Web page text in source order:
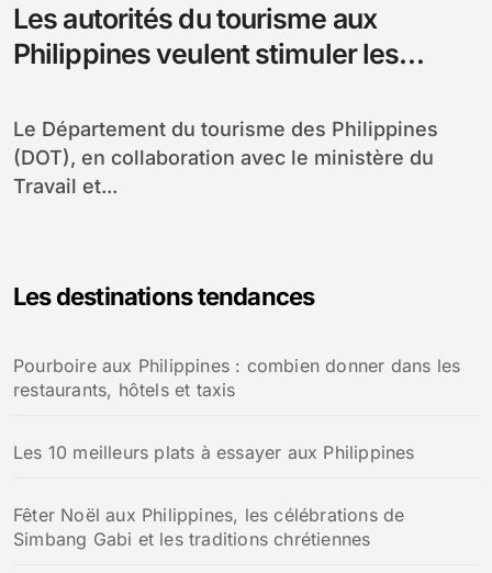
Les autorités du tourisme aux
Philippines veulent stimuler les
Le Département du tourisme des Philippines
(DOT), en collaboration avec le ministère du
Travail et...
Les destinations tendances
Pourboire aux Philippines : combien donner dans les
restaurants, hôtels et taxis
Les 10 meilleurs plats à essayer aux Philippines
Fêter Noël aux Philippines, les célébrations de
Simbang Gabi et les traditions chrétiennes